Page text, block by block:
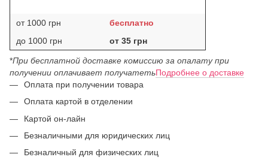
от 1000 грн
бесплатно
до 1000 грн
от 35 грн
*При бесплатной доставке комиссию за опалату при
получении оплачивает получатетьПодробнее о доставке
Оплата при получении товара
Оплата картой в отделении
Картой он-лайн
Безналичными для юридических лиц
Безналичный для физических лиц